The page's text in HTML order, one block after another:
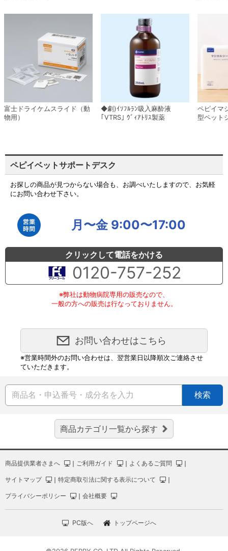
富士ドライケムスライド（動
物用）
◆劇)ｲｿﾌﾙﾗﾝ吸入麻酔液
｢VTRS｣ ｳﾞｨｱﾄﾘｽ製薬
ペピイマ
型ペット
ペピイベットサポートデスク
お探しの商品が見つからない場合も、お調べいたしますので、お気軽
にお問い合わせ下さい。
月〜金 9:00〜17:00
クリックして電話をかける
0120-757-252
※弊社は動物病院専用の販売なので、
一般の方への販売は行なっておりません。
お問い合わせはこちら
※営業時間外のお問い合わせは、翌営業日以降順次ご連絡させ
ていただきます。
検索
商品カテゴリ一覧から探す
商品提供業者さまへ ｜ ご利用ガイド ｜ よくあるご質問 ｜
サイトマップ ｜ 特定商取引法に関する表示について ｜
プライバシーポリシー ｜ 会社概要
PC版へ トップページへ